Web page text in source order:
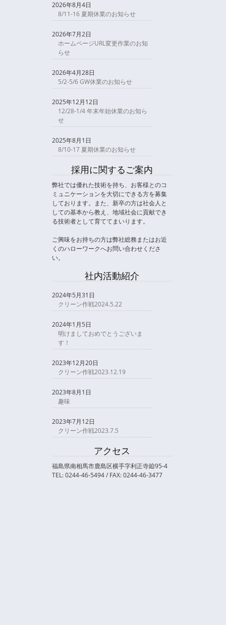
2026年8月4日
8/11-16 夏期休業のお知らせ
2026年7月2日
ホームページURL変更作業のお知
らせ
2026年4月28日
5/2-5/6 GW休業のお知らせ
2025年12月12日
12/28-1/4 年末年始休業のお知ら
せ
2025年8月1日
8/10-17 夏期休業のお知らせ
採用に関するご案内
弊社では優れた技術を持ち、お客様とのコ
ミュニケーションを大切にできる方を募集
しております。また、新卒の方は社会人と
しての基本から教え、地域社会に貢献でき
る技術者として育ててまいります。
ご興味をお持ちの方は弊社総務またはお近
くのハローワークへお問い合わせくださ
い。
社内活動紹介
2024年5月31日
クリーン作戦2024.5.22
2024年1月5日
明けましておめでとうございま
す！
2023年12月20日
クリーン作戦2023.12.19
2023年8月1日
趣味
2023年7月12日
クリーン作戦2023.7.5
アクセス
福島県南相馬市鹿島区横手字利正寺廹95-4
TEL: 0244-46-5494 / FAX: 0244-46-3477